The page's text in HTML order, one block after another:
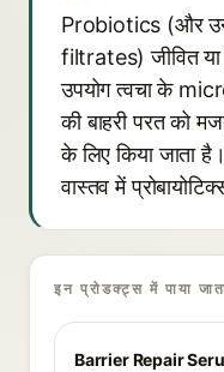
Probiotics (और
filtrates) जीवित या
उपयोग त्वचा के
की बाहरी परत को
के लिए किया जाता
वास्तव में
इन प्रोडक्ट्स में पाया
Barrier Repair